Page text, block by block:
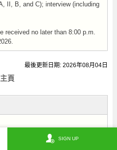
II, B, and C); interview (including
received no later than 8:00 p.m.
最後更新日期: 2026年08月04日
主頁
SIGN UP